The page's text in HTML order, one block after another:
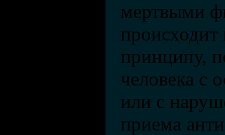
мертвыми
принципу,
человека с
или с
приема